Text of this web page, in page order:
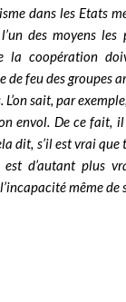
dans les Etats
des moyens
la coopération
de feu des groupes
sait, par
envol. De ce fait,
dit, s’il est vrai
d’autant plus
même